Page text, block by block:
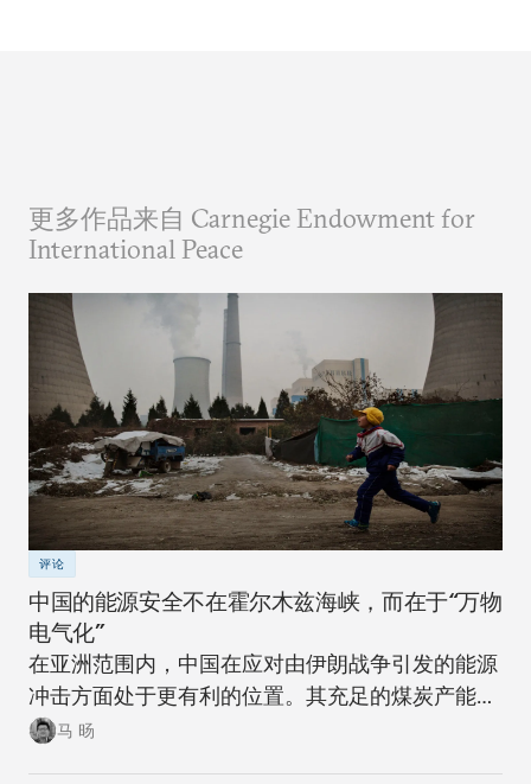
更多作品来自 Carnegie Endowment for
International Peace
评论
中国的能源安全不在霍尔木兹海峡，而在于“万物
电气化”
在亚洲范围内，中国在应对由伊朗战争引发的能源
冲击方面处于更有利的位置。其充足的煤炭产能可
以在短期内确保稳定。同时，随着该国逐步推进摆
马 旸